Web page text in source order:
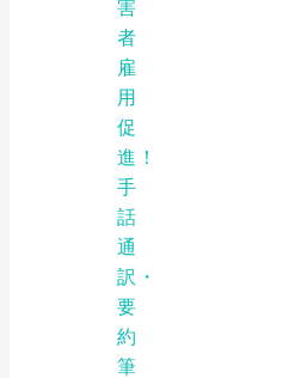
害
者
雇
用
促
進！
手
話
通
訳・
要
約
筆